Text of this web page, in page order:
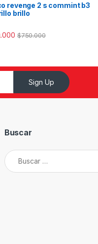
revenge 2 s commint b3
brillo
$750.000
Sign Up
Buscar
Buscar: